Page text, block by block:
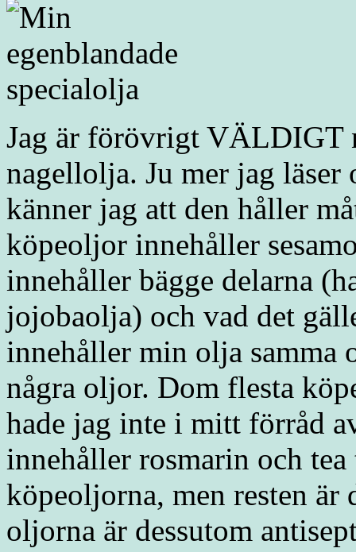
Jag är förövrigt VÄLDIGT
nagellolja. Ju mer jag
känner jag att den håller
köpeoljor innehåller
innehåller bägge delarna
jojobaolja) och vad det
innehåller min olja samma
några oljor. Dom flesta
hade jag inte i mitt förråd
innehåller rosmarin och
köpeoljorna, men resten är
oljorna är dessutom